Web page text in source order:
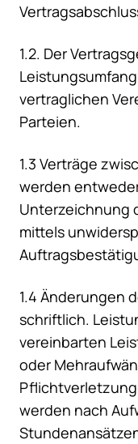
1.2. Der
vertraglichen
Parteien.
1.3 Verträge
werden
Unterzeichnung
mittels
1.4 Änderungen
schriftlich.
vereinbarten
oder
werden nach